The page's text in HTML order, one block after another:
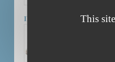
INFOBUS : Console de
This